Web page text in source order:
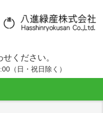
ください。
（日・祝日除く）